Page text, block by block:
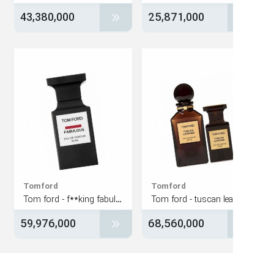
25,871,000
43,380,000
Tom ford - tuscan
68,560,000
Tom ford - f**king fabulous
59,976,000